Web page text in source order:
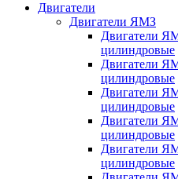
Двигатели
Двигатели ЯМЗ
Двигатели
цилиндровые
Двигатели
цилиндровые
Двигатели
цилиндровые
Двигатели
цилиндровые
Двигатели
цилиндровые